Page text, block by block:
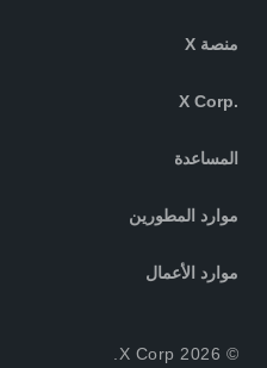
منصة X
X Corp.‎
المساعدة
موارد المطورين
موارد الأعمال
© 2026 X Corp.